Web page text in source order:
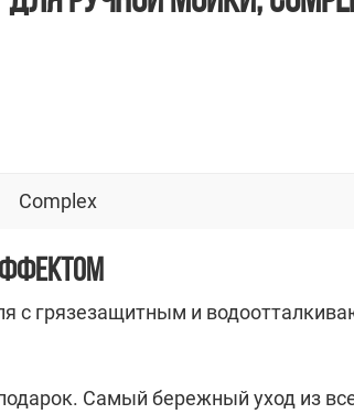
Complex
с грязезащитным и
Самый бережный уход из